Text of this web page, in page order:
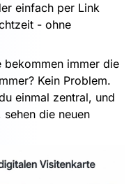
einfach per Link
- ohne
bekommen immer die
Kein Problem.
einmal zentral, und
die neuen